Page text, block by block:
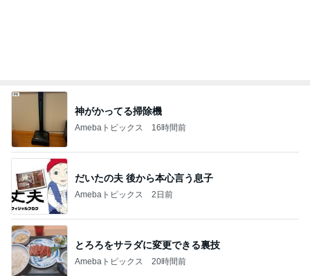
神がかってる掃除機
Amebaトピックス 16時間前
だいたの夫 後から本心言う息子
Amebaトピックス 2日前
とろろをサラダに変更できる裏技
Amebaトピックス 20時間前